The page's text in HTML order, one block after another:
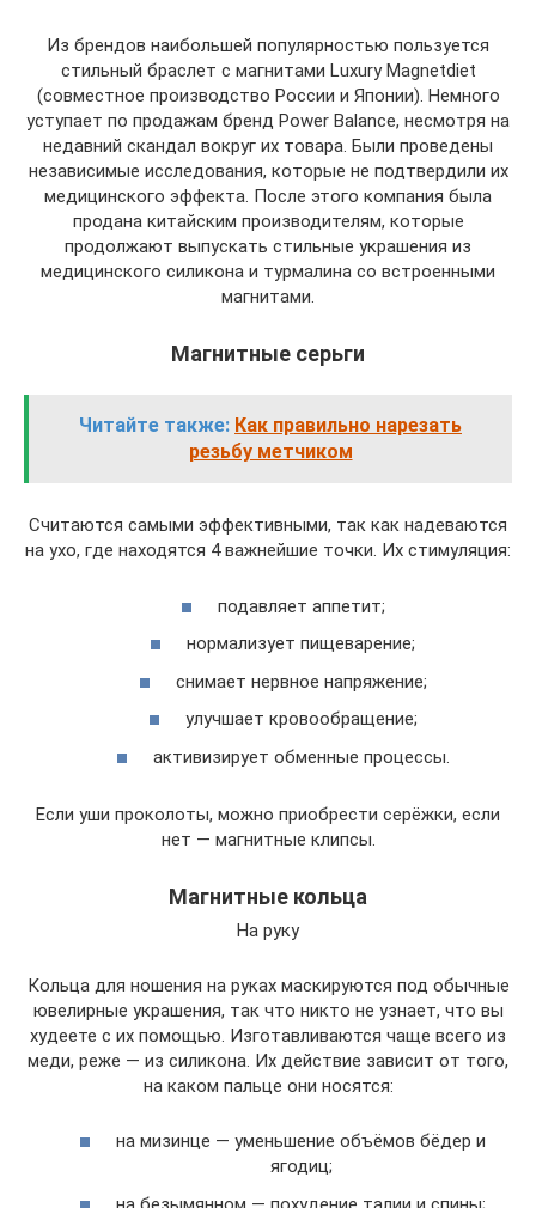
Из брендов наибольшей популярностью пользуется
стильный браслет с магнитами Luxury Magnetdiet
(совместное производство России и Японии). Немного
уступает по продажам бренд Power Balance, несмотря на
недавний скандал вокруг их товара. Были проведены
независимые исследования, которые не подтвердили их
медицинского эффекта. После этого компания была
продана китайским производителям, которые
продолжают выпускать стильные украшения из
медицинского силикона и турмалина со встроенными
магнитами.
Магнитные серьги
Читайте также: Как правильно нарезать
резьбу метчиком
Считаются самыми эффективными, так как надеваются
на ухо, где находятся 4 важнейшие точки. Их стимуляция:
подавляет аппетит;
нормализует пищеварение;
снимает нервное напряжение;
улучшает кровообращение;
активизирует обменные процессы.
Если уши проколоты, можно приобрести серёжки, если
нет — магнитные клипсы.
Магнитные кольца
На руку
Кольца для ношения на руках маскируются под обычные
ювелирные украшения, так что никто не узнает, что вы
худеете с их помощью. Изготавливаются чаще всего из
меди, реже — из силикона. Их действие зависит от того,
на каком пальце они носятся:
на мизинце — уменьшение объёмов бёдер и
ягодиц;